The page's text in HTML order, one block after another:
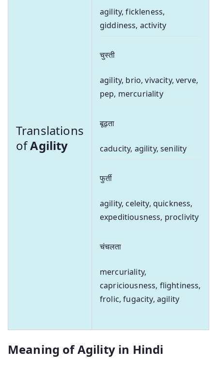
Translations
ofAgility
agility, fickleness,
giddiness, activity
चुस्ती
agility, brio, vivacity, verve,
pep, mercuriality
बूढ़ता
caducity, agility, senility
फुर्ती
agility, celeity, quickness,
expeditiousness, proclivity
चंचलता
mercuriality,
capriciousness, flightiness,
frolic, fugacity, agility
Meaning of Agility in Hindi